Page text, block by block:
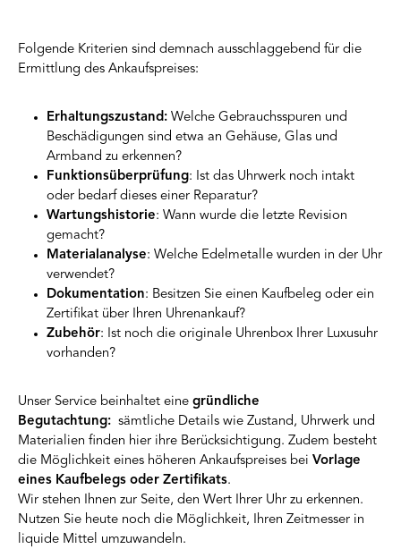
Folgende Kriterien sind demnach ausschlaggebend für die
Ermittlung des Ankaufspreises:
Erhaltungszustand: Welche Gebrauchsspuren und
Beschädigungen sind etwa an Gehäuse, Glas und
Armband zu erkennen?
Funktionsüberprüfung: Ist das Uhrwerk noch intakt
oder bedarf dieses einer Reparatur?
Wartungshistorie: Wann wurde die letzte Revision
gemacht?
Materialanalyse: Welche Edelmetalle wurden in der Uhr
verwendet?
Dokumentation: Besitzen Sie einen Kaufbeleg oder ein
Zertifikat über Ihren Uhrenankauf?
Zubehör: Ist noch die originale Uhrenbox Ihrer Luxusuhr
vorhanden?
Unser Service beinhaltet eine gründliche
Begutachtung: sämtliche Details wie Zustand, Uhrwerk und
Materialien finden hier ihre Berücksichtigung. Zudem besteht
die Möglichkeit eines höheren Ankaufspreises bei Vorlage
eines Kaufbelegs oder Zertifikats.
Wir stehen Ihnen zur Seite, den Wert Ihrer Uhr zu erkennen.
Nutzen Sie heute noch die Möglichkeit, Ihren Zeitmesser in
liquide Mittel umzuwandeln.